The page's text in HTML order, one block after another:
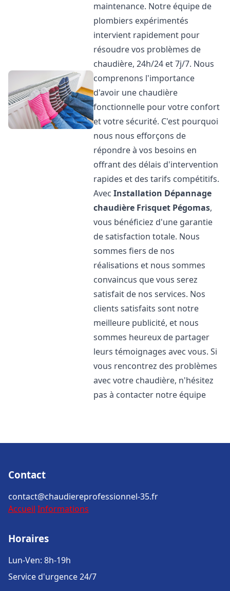
maintenance. Notre équipe de
plombiers expérimentés
intervient rapidement pour
résoudre vos problèmes de
chaudière, 24h/24 et 7j/7. Nous
comprenons l'importance
d'avoir une chaudière
fonctionnelle pour votre confort
et votre sécurité. C'est pourquoi
nous nous efforçons de
répondre à vos besoins en
offrant des délais d'intervention
rapides et des tarifs compétitifs.
AvecInstallation Dépannage
chaudière Frisquet Pégomas,
vous bénéficiez d'une garantie
de satisfaction totale. Nous
sommes fiers de nos
réalisations et nous sommes
convaincus que vous serez
satisfait de nos services. Nos
clients satisfaits sont notre
meilleure publicité, et nous
sommes heureux de partager
leurs témoignages avec vous. Si
vous rencontrez des problèmes
avec votre chaudière, n'hésitez
pas à contacter notre équipe
Contact
contact@chaudiereprofessionnel-35.fr
Accueil Informations
Horaires
Lun-Ven: 8h-19h
Service d'urgence 24/7